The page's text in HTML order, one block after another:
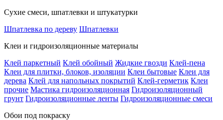
Сухие смеси, шпатлевки и штукатурки
Шпатлевка по дереву Шпатлевки
Клеи и гидроизоляционные материалы
Клей паркетный Клей обойный Жидкие гвозди Клей-пена
Клеи для плитки, блоков, изоляции Клеи бытовые Клеи для
дерева Клей для напольных покрытий Клей-герметик Клеи
прочие Мастика гидроизоляционная Гидроизоляционный
грунт Гидроизоляционные ленты Гидроизоляционные смеси
Обои под покраску